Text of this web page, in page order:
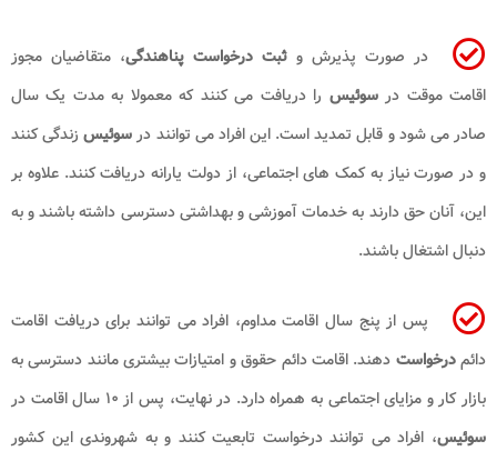
در صورت پذیرش و ثبت درخواست پناهندگی، متقاضیان مجوز
اقامت موقت درسوئیس را دریافت می کنند که معمولا به مدت یک سال
صادر می شود و قابل تمدید است. این افراد می توانند درسوئیسزندگی کنند
و در صورت نیاز به کمک های اجتماعی، از دولت یارانه دریافت کنند. علاوه بر
این، آنان حق دارند به خدمات آموزشی و بهداشتی دسترسی داشته باشند و به
دنبال اشتغال باشند.
پس از پنج سال اقامت مداوم، افراد می توانند برای دریافت اقامت
دائمدرخواست دهند. اقامت دائم حقوق و امتیازات بیشتری مانند دسترسی به
بازار کار و مزایای اجتماعی به همراه دارد. در نهایت، پس از ۱۰ سال اقامت در
سوئیس، افراد می توانند درخواست تابعیت کنند و به شهروندی این کشور